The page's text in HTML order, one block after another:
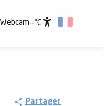
Webcam--°C
Partager